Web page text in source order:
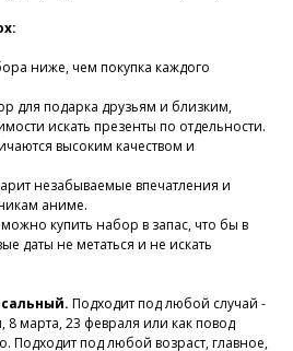
ниже, чем покупка каждого
для подарка друзьям и близким,
искать презенты по отдельности.
высоким качеством и
незабываемые впечатления и
аниме.
можно купить набор в запас, что бы в
даты не метаться и не искать
Подходит под любой случай -
марта, 23 февраля или как повод
Подходит под любой возраст, главное,